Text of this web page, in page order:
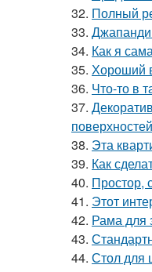
32. Полный
33. Джапанди
34. Как я
35. Хороший
36. Что-то в
37.
38. Эта
39. Как
40. Простор,
41. Этот
42. Рама для
43.
44. Стол для